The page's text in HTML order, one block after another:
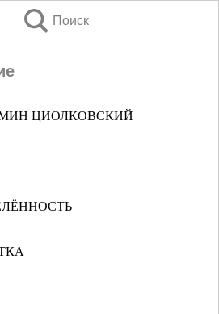
Поиск
ЦИОЛКОВСКИЙ